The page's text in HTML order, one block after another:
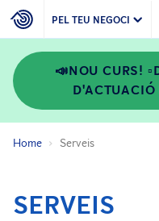
PEL TEU NEGOCI
📣NOU CURS!
D'ACTUACIÓ
Home Serveis
SERVEIS